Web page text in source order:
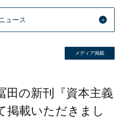
ュース
メディア掲載
田の新刊『資本主義
掲載いただきまし